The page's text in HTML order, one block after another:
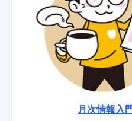
月次情報入